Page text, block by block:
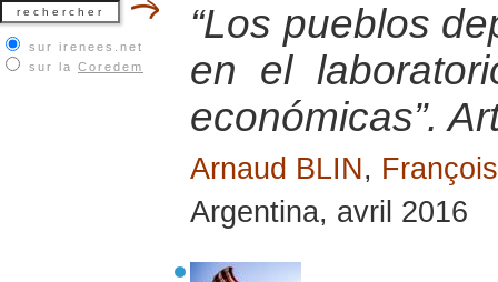
sur irenees.net
sur la Coredem
“Los pueblos
en el
económicas”.
Arnaud BLIN,
Argentina, avril 2016